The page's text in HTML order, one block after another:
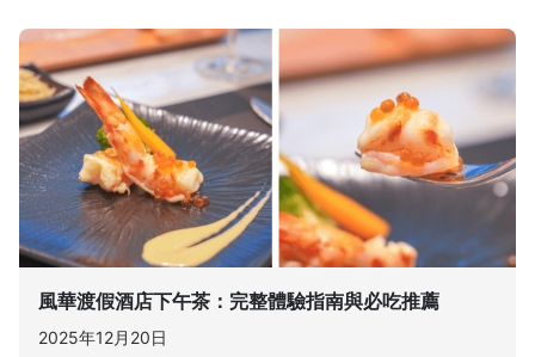
風華渡假酒店下午茶：完整體驗指南與必吃推薦
2025年12月20日